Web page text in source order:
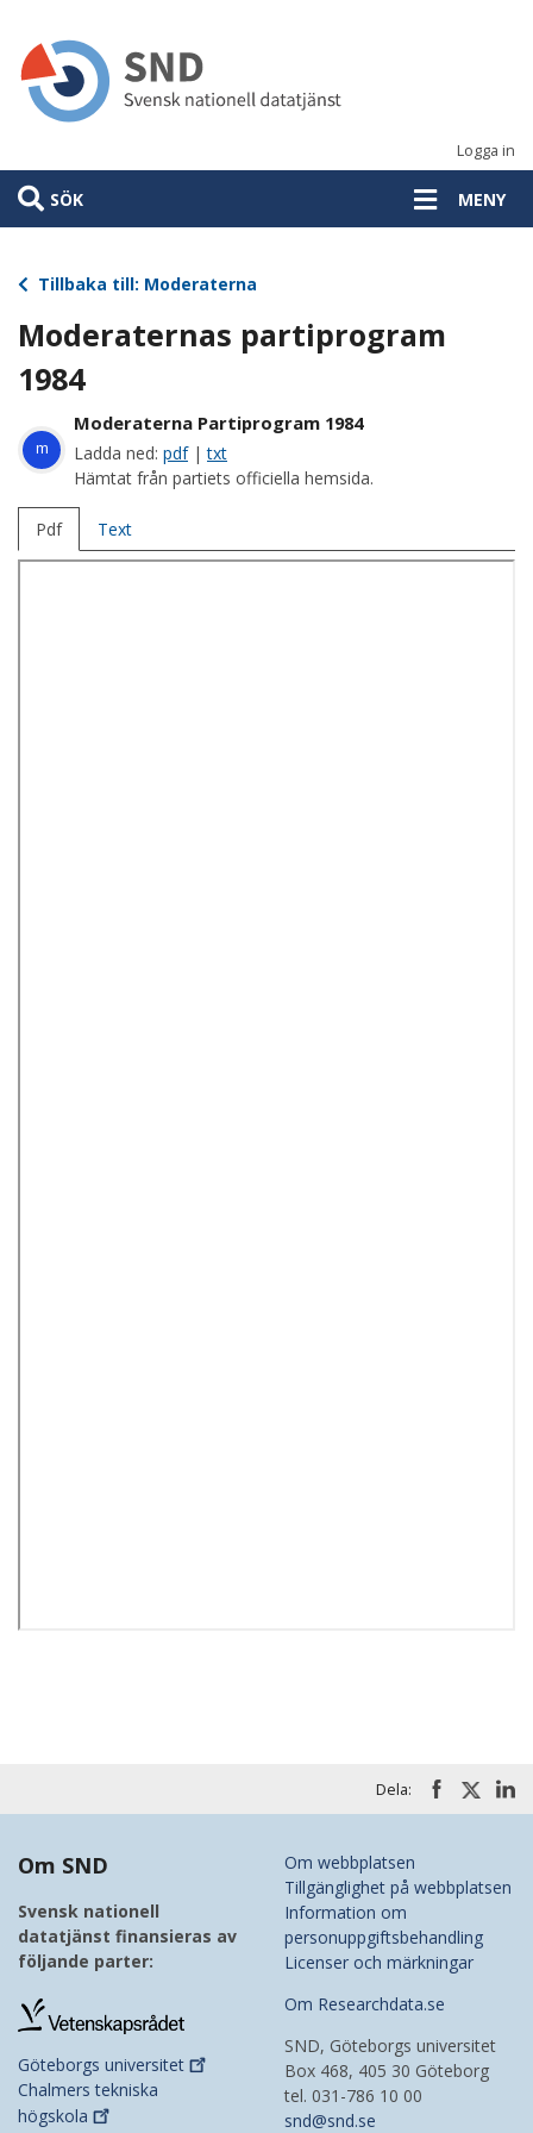
huvudinnehåll
Logga in
SÖK MENY
Tillbaka till: Moderaterna
Moderaternas partiprogram
1984
m
Moderaterna Partiprogram 1984
Ladda ned: pdf|txt
Hämtat från partiets officiella hemsida.
Pdf Text
Dela:
Om SND
Svensk nationell
datatjänst finansieras av
följande parter:
Göteborgs universitet
Chalmers tekniska
högskola
Om webbplatsen
Tillgänglighet på webbplatsen
Information om
personuppgiftsbehandling
Licenser och märkningar
Om Researchdata.se
SND, Göteborgs universitet
Box 468, 405 30 Göteborg
tel. 031-786 10 00
snd@snd.se